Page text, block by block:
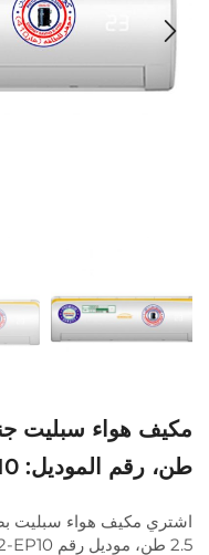
طن، رقم الموديل: GSAC32-EP10
اشتري مكيف هواء سبليت